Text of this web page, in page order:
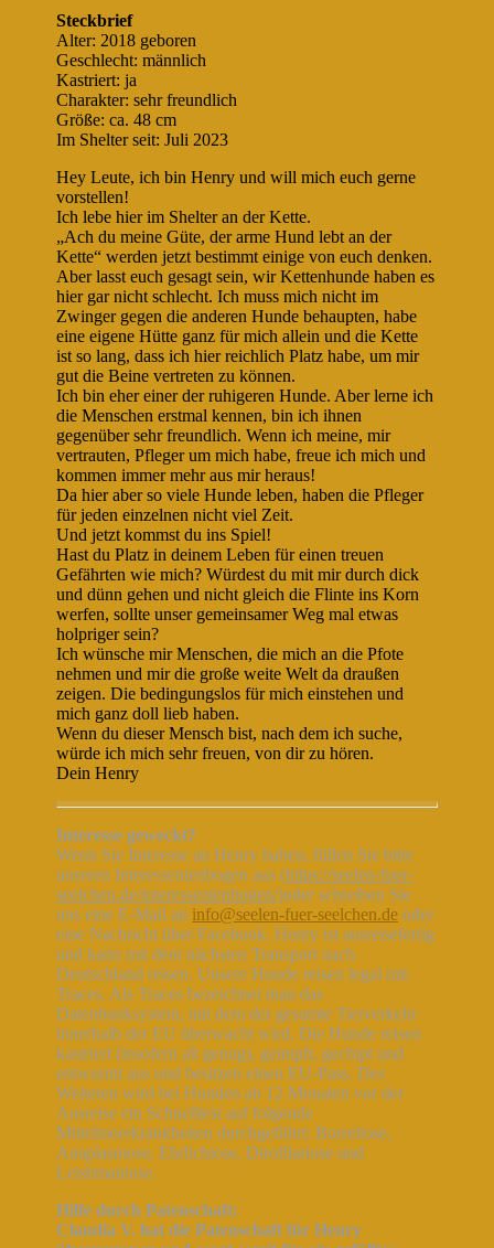
Steckbrief
Alter: 2018 geboren
Geschlecht: männlich
Kastriert: ja
Charakter: sehr freundlich
Größe: ca. 48 cm
Im Shelter seit: Juli 2023
Hey Leute, ich bin Henry und will mich euch gerne
vorstellen!
Ich lebe hier im Shelter an der Kette.
„Ach du meine Güte, der arme Hund lebt an der
Kette“ werden jetzt bestimmt einige von euch denken.
Aber lasst euch gesagt sein, wir Kettenhunde haben es
hier gar nicht schlecht. Ich muss mich nicht im
Zwinger gegen die anderen Hunde behaupten, habe
eine eigene Hütte ganz für mich allein und die Kette
ist so lang, dass ich hier reichlich Platz habe, um mir
gut die Beine vertreten zu können.
Ich bin eher einer der ruhigeren Hunde. Aber lerne ich
die Menschen erstmal kennen, bin ich ihnen
gegenüber sehr freundlich. Wenn ich meine, mir
vertrauten, Pfleger um mich habe, freue ich mich und
kommen immer mehr aus mir heraus!
Da hier aber so viele Hunde leben, haben die Pfleger
für jeden einzelnen nicht viel Zeit.
Und jetzt kommst du ins Spiel!
Hast du Platz in deinem Leben für einen treuen
Gefährten wie mich? Würdest du mit mir durch dick
und dünn gehen und nicht gleich die Flinte ins Korn
werfen, sollte unser gemeinsamer Weg mal etwas
holpriger sein?
Ich wünsche mir Menschen, die mich an die Pfote
nehmen und mir die große weite Welt da draußen
zeigen. Die bedingungslos für mich einstehen und
mich ganz doll lieb haben.
Wenn du dieser Mensch bist, nach dem ich suche,
würde ich mich sehr freuen, von dir zu hören.
Dein Henry
Interesse geweckt?
Wenn Sie Interesse an Henry haben, füllen Sie bitte
unseren Interessentenbogen aus (https://seelen-fuer-
seelchen.de/interessentenbogen/)oder schreiben Sie
uns eine E-Mail an info@seelen-fuer-seelchen.de oder
eine Nachricht über Facebook. Henry ist ausreisefertig
und kann mit dem nächsten Transport nach
Deutschland reisen. Unsere Hunde reisen legal mit
Traces. Als Traces bezeichnet man das
Datenbanksystem, mit dem der gesamte Tierverkehr
innerhalb der EU überwacht wird. Die Hunde reisen
kastriert (insofern alt genug), geimpft, gechipt und
entwurmt aus und besitzen einen EU-Pass. Des
Weiteren wird bei Hunden ab 12 Monaten vor der
Ausreise ein Schnelltest auf folgende
Mittelmeerkrankheiten durchgeführt: Borreliose,
Anaplasmose, Ehrlichiose, Dirofilariose und
Leishmaniose.
Hilfe durch Patenschaft:
Claudia V. hat die Patenschaft für Henry